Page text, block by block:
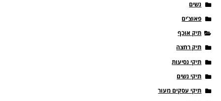
נשים
פאוצ'ים
תיק אוכף
תיק רחצה
תיקי נסיעות
תיקי נשים
תיקי עסקים מעור